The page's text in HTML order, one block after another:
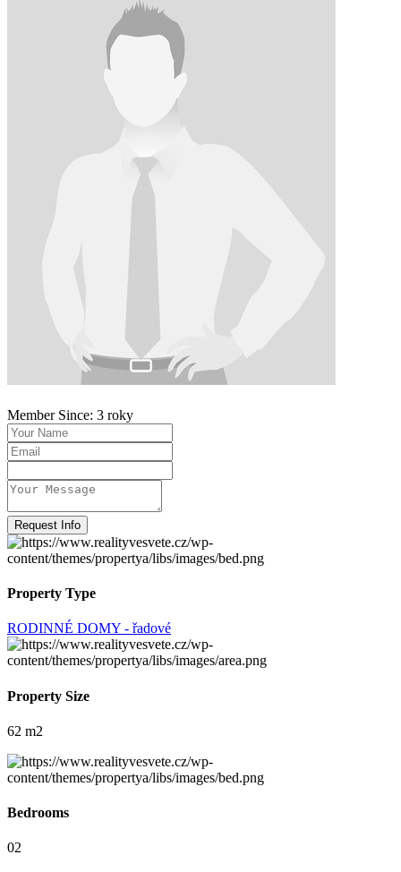
Member Since: 3 roky
Request Info
Property Type
RODINNÉ DOMY - řadové
Property Size
62 m2
Bedrooms
02